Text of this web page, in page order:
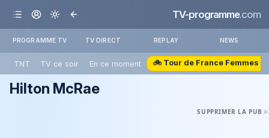
TV-programme.com
PROGRAMME TV TV DIRECT REPLAY NEWS
TNT TV ce soir En ce moment 🚲 Tour de France Femmes
Hilton McRae
SUPPRIMER LA PUB